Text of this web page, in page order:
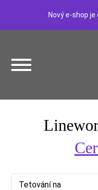
Nový e-shop
Tetování na